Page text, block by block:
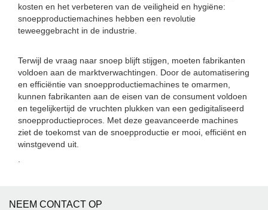
kosten en het verbeteren van de veiligheid en hygiëne:
snoepproductiemachines hebben een revolutie
teweeggebracht in de industrie.
Terwijl de vraag naar snoep blijft stijgen, moeten fabrikanten
voldoen aan de marktverwachtingen. Door de automatisering
en efficiëntie van snoepproductiemachines te omarmen,
kunnen fabrikanten aan de eisen van de consument voldoen
en tegelijkertijd de vruchten plukken van een gedigitaliseerd
snoepproductieproces. Met deze geavanceerde machines
ziet de toekomst van de snoepproductie er mooi, efficiënt en
winstgevend uit.
NEEM CONTACT OP